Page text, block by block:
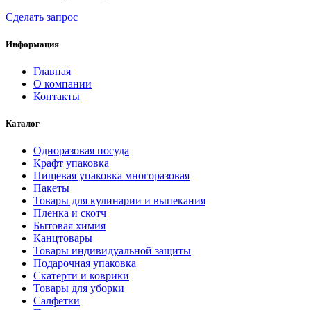
Сделать запрос
Информация
Главная
О компании
Контакты
Каталог
Одноразовая посуда
Крафт упаковка
Пищевая упаковка многоразовая
Пакеты
Товары для кулинарии и выпекания
Пленка и скотч
Бытовая химия
Канцтовары
Товары индивидуальной защиты
Подарочная упаковка
Скатерти и коврики
Товары для уборки
Салфетки